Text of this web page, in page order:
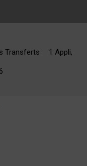
des Transferts